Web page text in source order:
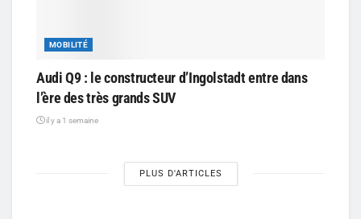
MOBILITÉ
Audi Q9 : le constructeur d’Ingolstadt entre dans
l’ère des très grands SUV
il y a 1 semaine
PLUS D'ARTICLES